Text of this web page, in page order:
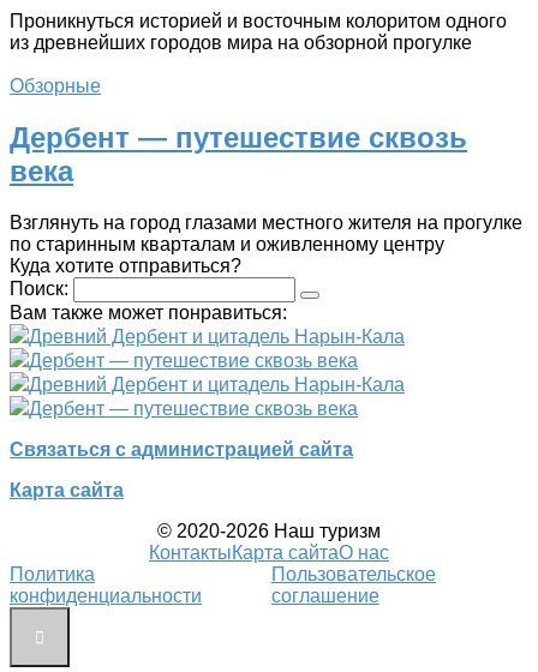
Проникнуться историей и восточным колоритом одного
из древнейших городов мира на обзорной прогулке
Обзорные
Дербент — путешествие сквозь
века
Взглянуть на город глазами местного жителя на прогулке
по старинным кварталам и оживленному центру
Куда хотите отправиться?
Поиск:
Вам также может понравиться:
Древний Дербент и цитадель Нарын-Кала
Дербент — путешествие сквозь века
Древний Дербент и цитадель Нарын-Кала
Дербент — путешествие сквозь века
Связаться с администрацией сайта
Карта сайта
© 2020-2026 Наш туризм
КонтактыКарта сайтаО нас
Политика
конфиденциальности
Пользовательское
соглашение